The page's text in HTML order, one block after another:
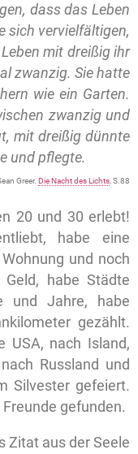
dass das Leben
sich vervielfältigen,
mit dreißig ihr
zwanzig. Sie hatte
wie ein Garten.
zwanzig und
mit dreißig dünnte
und pflegte.
Greer. Die Nacht des Lichts , S.88
20 und 30 erlebt!
habe eine
und noch
habe Städte
und Jahre, habe
gezählt.
USA, nach Island,
Russland und
Silvester gefeiert.
gefunden.
Zitat aus der Seele